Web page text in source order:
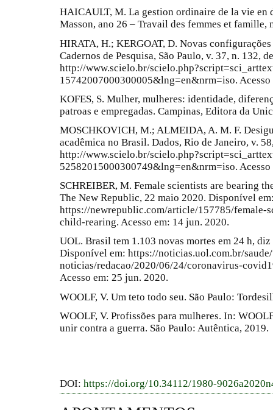
HAICAULT, M. La gestion ordinaire de la vie
Masson, ano 26 – Travail des femmes et famille,
HIRATA, H.; KERGOAT, D. Novas
Cadernos de Pesquisa, São Paulo, v. 37, n. 132,
http://www.scielo.br/
15742007000300005&lng=en&nrm=iso. Acesso
KOFES, S. Mulher, mulheres: identidade,
patroas e empregadas. Campinas, Editora da
MOSCHKOVICH, M.; ALMEIDA, A. M. F.
acadêmica no Brasil. Dados, Rio de Janeiro, v.
http://www.scielo.br/
52582015000300749&lng=en&nrm=iso. Acesso
SCHREIBER, M. Female scientists are bearing
The New Republic, 22 maio 2020. Disponível
https://newrepublic.com/article/157785/female-
child-rearing. Acesso em: 14 jun. 2020.
UOL. Brasil tem 1.103 novas mortes em 24 h,
Disponível em: https://noticias.uol.com.br/
noticias/redacao/2020/06/24/coronavirus-
Acesso em: 25 jun. 2020.
WOOLF, V. Um teto todo seu. São Paulo:
WOOLF, V. Profissões para mulheres. In:
unir contra a guerra. São Paulo: Autêntica, 2019.
DOI: https://doi.org/10.34112/1980-